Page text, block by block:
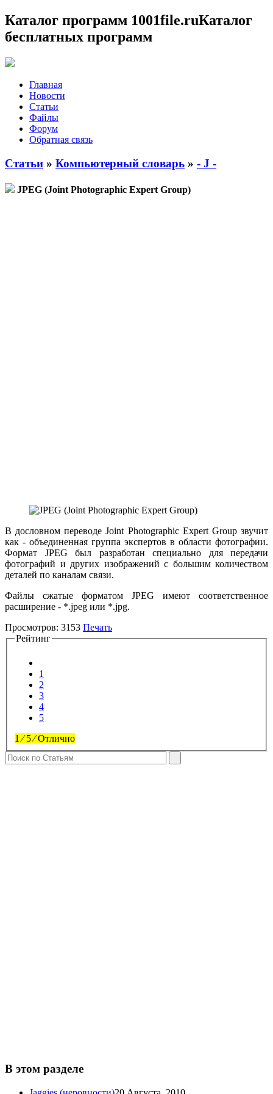
Каталог программ 1001file.ruКаталог
бесплатных программ
Главная
Новости
Статьи
Файлы
Форум
Обратная связь
Статьи » Компьютерный словарь » - J -
JPEG (Joint Photographic Expert Group)
В дословном переводе Joint Photographic Expert Group звучит
как - объединенная группа экспертов в области фотографии.
Формат JPEG был разработан специально для передачи
фотографий и других изображений с большим количеством
деталей по каналам связи.
Файлы сжатые форматом JPEG имеют соответственное
расширение - *.jpeg или *.jpg.
Просмотров: 3153 Печать
Рейтинг
1
2
3
4
5
1⁄5⁄Отлично
В этом разделе